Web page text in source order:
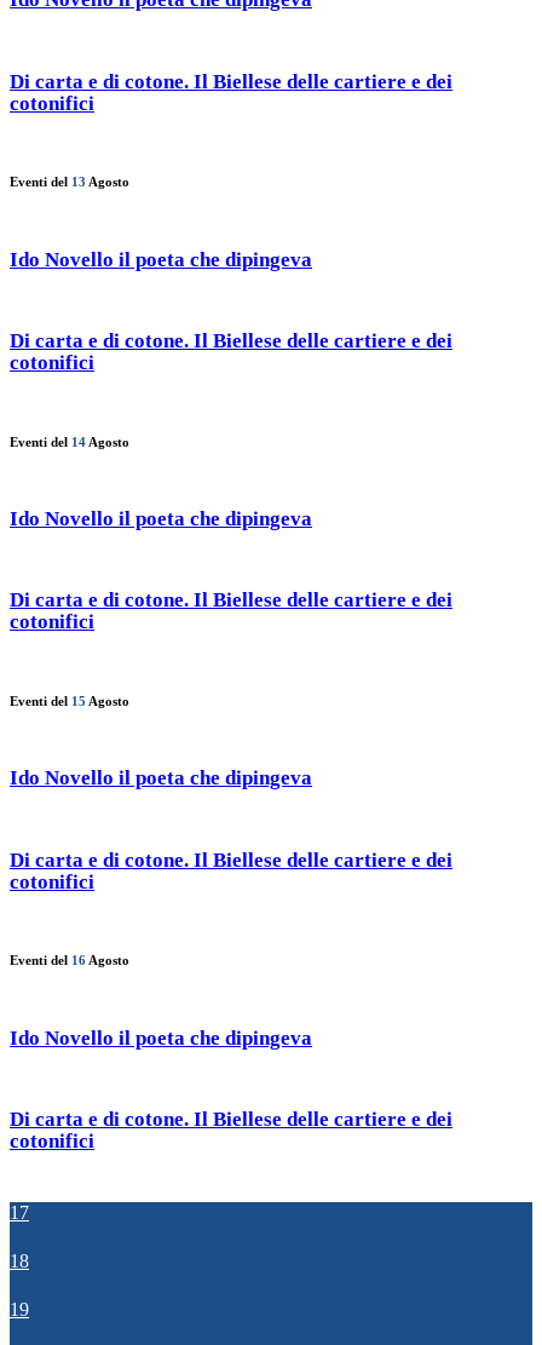
Di carta e di cotone. Il Biellese delle cartiere e dei
cotonifici
Eventi del 13 Agosto
Ido Novello il poeta che dipingeva
Di carta e di cotone. Il Biellese delle cartiere e dei
cotonifici
Eventi del 14 Agosto
Ido Novello il poeta che dipingeva
Di carta e di cotone. Il Biellese delle cartiere e dei
cotonifici
Eventi del 15 Agosto
Ido Novello il poeta che dipingeva
Di carta e di cotone. Il Biellese delle cartiere e dei
cotonifici
Eventi del 16 Agosto
Ido Novello il poeta che dipingeva
Di carta e di cotone. Il Biellese delle cartiere e dei
cotonifici
17
18
19